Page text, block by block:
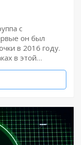
с
он был
в 2016 году.
в этой…